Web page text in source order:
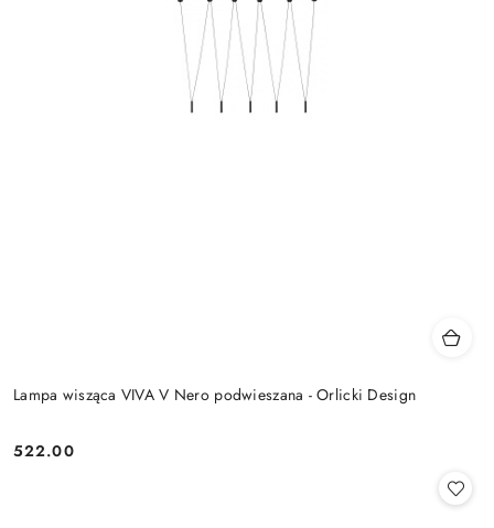
Lampa wisząca VIVA V Nero podwieszana - Orlicki Design
Cena:
522.00